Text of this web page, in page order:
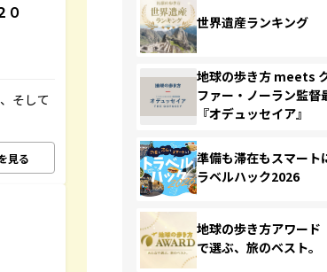
０
そして
見る
世界遺産ランキング
地球の歩き方 meets
ファー・ノーラン監督
『オデュッセイア』
準備も滞在もスマー
ラベルハック2026
地球の歩き方アワー
で選ぶ、旅のベスト。